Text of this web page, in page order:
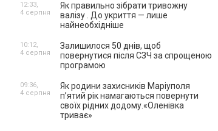
Як правильно зібрати тривожну
валізу . До укриття — лише
найнеобхідніше
12:33,
4 серпня
Залишилося 50 днів, щоб
повернутися після СЗЧ за спрощеною
програмою
10:12,
4 серпня
Як родини захисників Маріуполя
пʼятий рік намагаються повернути
своїх рідних додому.«Оленівка
триває»
09:36,
4 серпня